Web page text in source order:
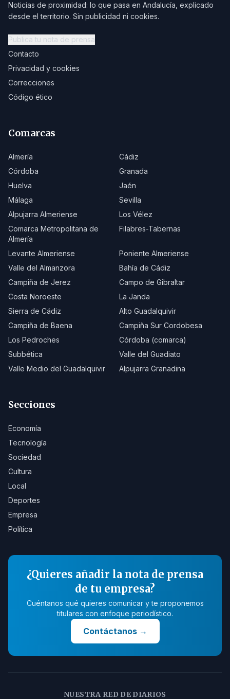
Noticias de proximidad: lo que pasa en Andalucía, explicado
desde el territorio. Sin publicidad ni cookies.
Publica tu nota de prensa
Contacto
Privacidad y cookies
Correcciones
Código ético
Comarcas
Almería
Cádiz
Córdoba
Granada
Huelva
Jaén
Málaga
Sevilla
Alpujarra Almeriense
Los Vélez
Comarca Metropolitana de
Almería
Filabres-Tabernas
Levante Almeriense
Poniente Almeriense
Valle del Almanzora
Bahía de Cádiz
Campiña de Jerez
Campo de Gibraltar
Costa Noroeste
La Janda
Sierra de Cádiz
Alto Guadalquivir
Campiña de Baena
Campiña Sur Cordobesa
Los Pedroches
Córdoba (comarca)
Subbética
Valle del Guadiato
Valle Medio del Guadalquivir
Alpujarra Granadina
Secciones
Economía
Tecnología
Sociedad
Cultura
Local
Deportes
Empresa
Política
¿Quieres añadir la nota de prensa
de tu empresa?
Cuéntanos qué quieres comunicar y te proponemos
titulares con enfoque periodístico.
Contáctanos→
NUESTRA RED DE DIARIOS